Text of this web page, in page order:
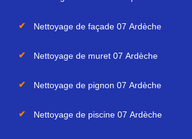
Nettoyage de façade 07 Ardèche
Nettoyage de muret 07 Ardèche
Nettoyage de pignon 07 Ardèche
Nettoyage de piscine 07 Ardèche